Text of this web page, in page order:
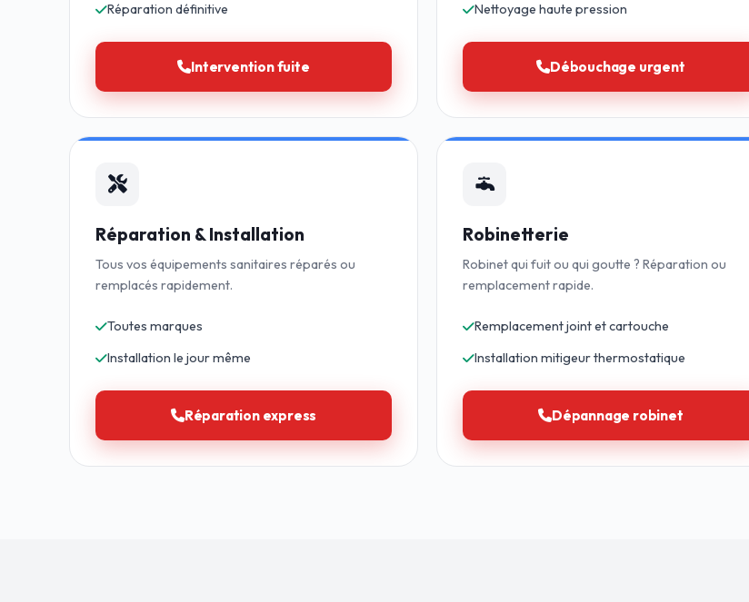
Réparation définitive
Intervention fuite
Nettoyage haute pression
Débouchage urgent
Réparation & Installation
Tous vos équipements sanitaires réparés ou
remplacés rapidement.
Toutes marques
Installation le jour même
Réparation express
Robinetterie
Robinet qui fuit ou qui goutte ? Réparation ou
remplacement rapide.
Remplacement joint et cartouche
Installation mitigeur thermostatique
Dépannage robinet